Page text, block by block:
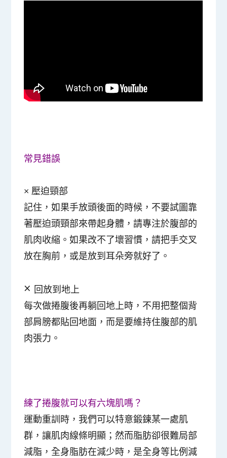
常見錯誤
× 壓迫頸部
記住，如果手放頭後面的時候，不要試圖靠
著壓迫頭頸部來帶起身體，請專注於腹部的
肌肉收縮。如果改不了壞習慣，請把手交叉
放在胸前，或是放到耳朵旁就好了。
× 回放到地上
每次做捲腹後再躺回地上時，不用把整個背
部肩膀都貼回地面，而是要維持住腹部的肌
肉張力。
練了捲腹就可以有六塊肌嗎？
運動重訓時，我們可以特意鍛鍊某一處肌
群，讓肌肉線條明顯；然而脂肪卻很難局部
減脂，全身脂肪在減少時，是全身等比例減